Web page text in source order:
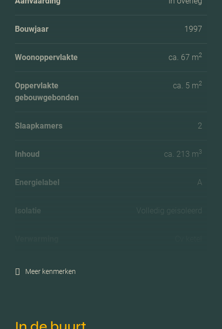
Bouwjaar 1997
Woonoppervlakte ca. 67 m2
Oppervlakte
gebouwgebonden
ca. 5 m2
Slaapkamers 2
Inhoud ca. 213 m3
Energielabel A
Isolatie Volledig geisoleerd
C.v.-ketel bouwjaar
Meer kenmerken